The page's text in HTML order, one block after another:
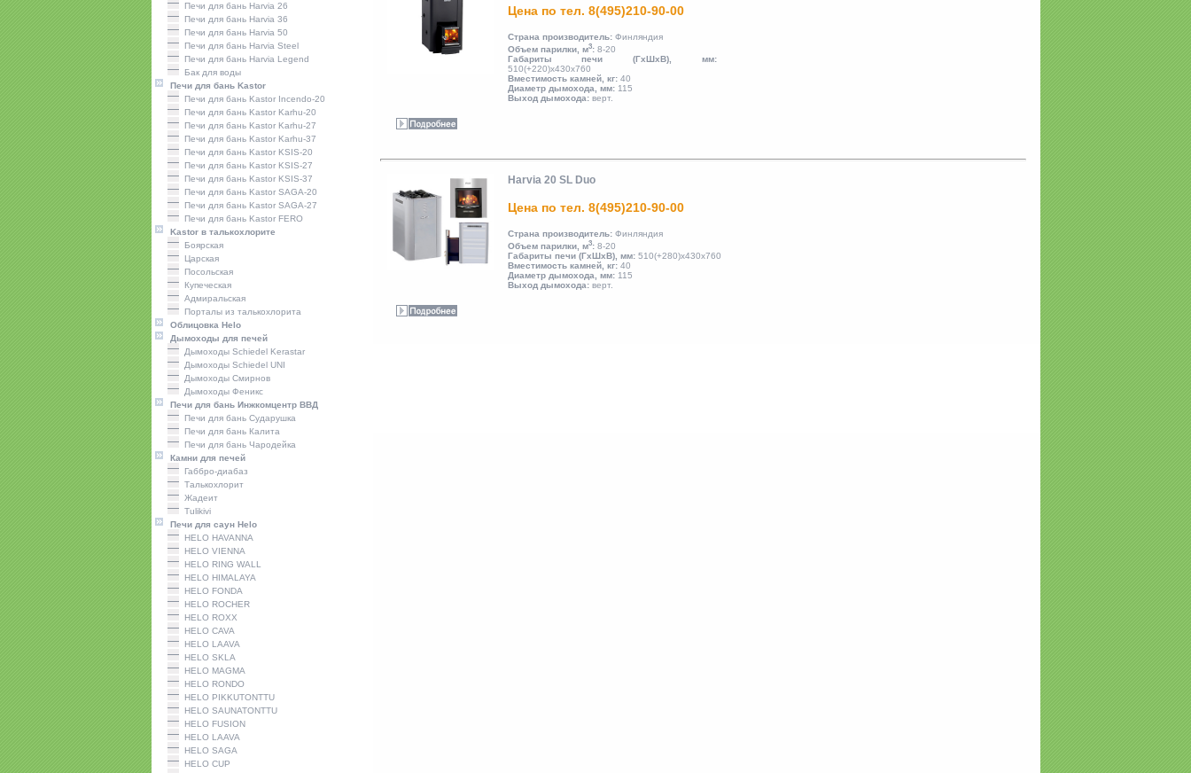
Печи для бань Harvia 26
Печи для бань Harvia 36
Печи для бань Harvia 50
Печи для бань Harvia Steel
Печи для бань Harvia Legend
Бак для воды
Печи для бань Kastor
Печи для бань Kastor Incendo-20
Печи для бань Kastor Karhu-20
Печи для бань Kastor Karhu-27
Печи для бань Kastor Karhu-37
Печи для бань Kastor KSIS-20
Печи для бань Kastor KSIS-27
Печи для бань Kastor KSIS-37
Печи для бань Kastor SAGA-20
Печи для бань Kastor SAGA-27
Печи для бань Kastor FERO
Kastor в талькохлорите
Боярская
Царская
Посольская
Купеческая
Адмиральская
Порталы из талькохлорита
Облицовка Helo
Дымоходы для печей
Дымоходы Schiedel Kerastar
Дымоходы Schiedel UNI
Дымоходы Смирнов
Дымоходы Феникс
Печи для бань Инжкомцентр ВВД
Печи для бань Сударушка
Печи для бань Калита
Печи для бань Чародейка
Камни для печей
Габбро-диабаз
Талькохлорит
Жадеит
Tulikivi
Печи для саун Helo
HELO HAVANNA
HELO VIENNA
HELO RING WALL
HELO HIMALAYA
HELO FONDA
HELO ROCHER
HELO ROXX
HELO CAVA
HELO LAAVA
HELO SKLA
HELO MAGMA
HELO RONDO
HELO PIKKUTONTTU
HELO SAUNATONTTU
HELO FUSION
HELO LAAVA
HELO SAGA
HELO CUP
Цена по тел. 8(495)210-90-00
Страна производитель:Финляндия
Объем парилки, м3:8-20
Габариты печи (ГхШхВ), мм:
510(+220)х430х760
Вместимость камней, кг:40
Диаметр дымохода, мм:115
Выход дымохода:верт.
Harvia 20 SL Duo
Цена по тел. 8(495)210-90-00
Страна производитель:Финляндия
Объем парилки, м3:8-20
Габариты печи (ГхШхВ), мм:510(+280)х430х760
Вместимость камней, кг:40
Диаметр дымохода, мм:115
Выход дымохода:верт.